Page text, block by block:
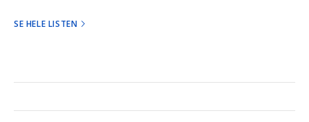
SE HELE LISTEN